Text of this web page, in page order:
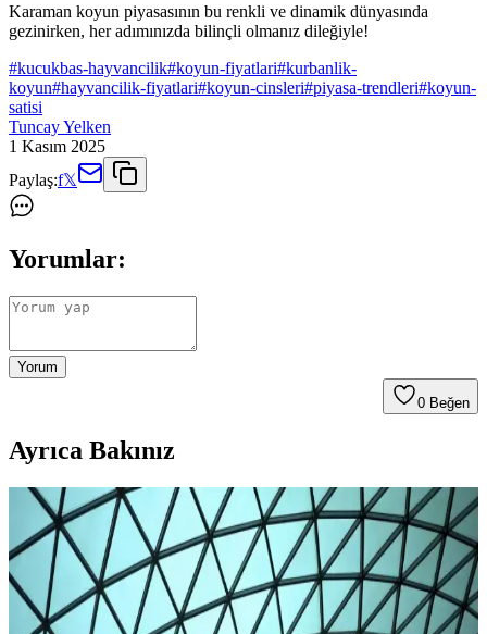
Karaman koyun piyasasının bu renkli ve dinamik dünyasında
gezinirken, her adımınızda bilinçli olmanız dileğiyle!
#kucukbas-hayvancilik#koyun-fiyatlari#kurbanlik-
koyun#hayvancilik-fiyatlari#koyun-cinsleri#piyasa-trendleri#koyun-
satisi
Tuncay Yelken
1 Kasım 2025
Paylaş:f𝕏
Yorumlar:
Yorum
0 Beğen
Ayrıca Bakınız
2025'te Karaman Koyun Fiyatlarındaki Şaşırtan
Dalgalanmaların Gerçek Nedenleri
Karaman koyun fiyatlarındaki dalgalanmaların nedenlerini ve
güvenilir satış noktalarını öğrenin. Detayları hemen keşfedin!